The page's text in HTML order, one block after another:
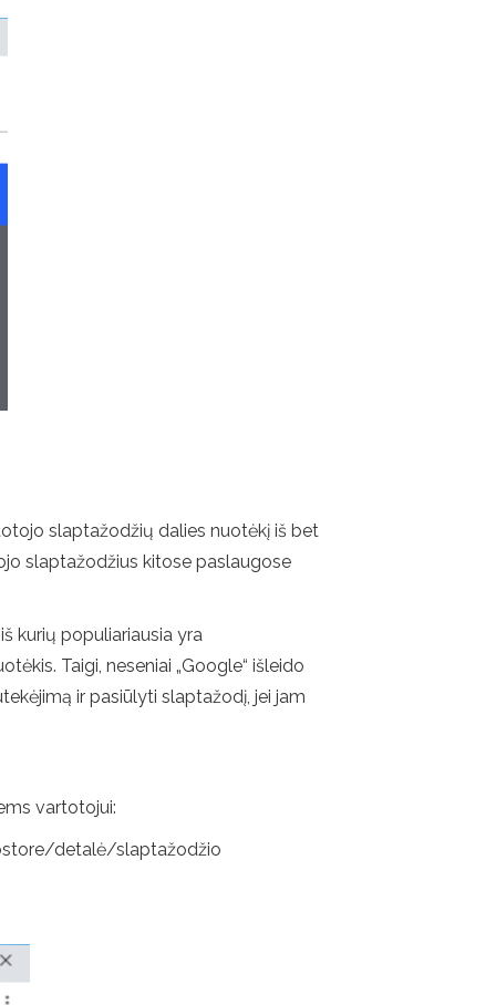
slaptažodžių dalies nuotėkį iš bet
slaptažodžius kitose paslaugose
kurių populiariausia yra
Taigi, neseniai „Google“ išleido
ir pasiūlyti slaptažodį, jei jam
vartotojui:
detalė/slaptažodžio